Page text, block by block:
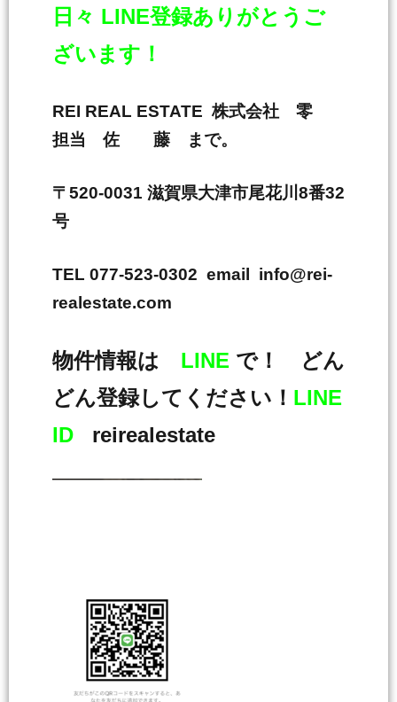
日々 LINE登録ありがとうご
ざいます！
REI REAL ESTATE 株式会社 零
担当 佐 藤 まで。
〒520-0031 滋賀県大津市尾花川8番32
号
TEL 077-523-0302 email info@rei-
realestate.com
物件情報は LINE で！ どん
どん登録してください！ LINE
ID reirealestate